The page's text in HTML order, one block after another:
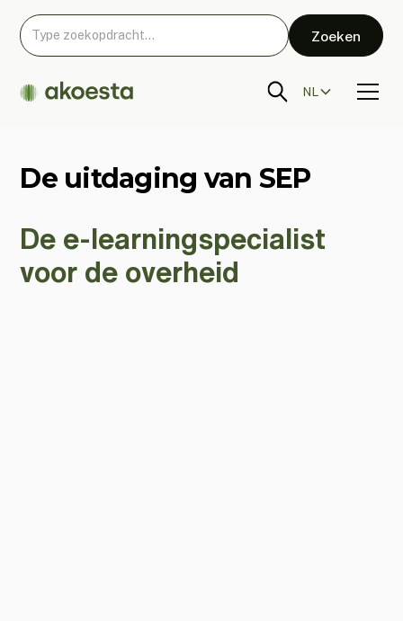
NL
De uitdaging van SEP
De e-learningspecialist
voor de overheid